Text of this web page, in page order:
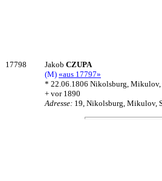
17798 Jakob CZUPA
(M) «aus 17797»
* 22.06.1806 Nikolsburg, Mikulov,
+ vor 1890
Adresse: 19, Nikolsburg, Mikulov,